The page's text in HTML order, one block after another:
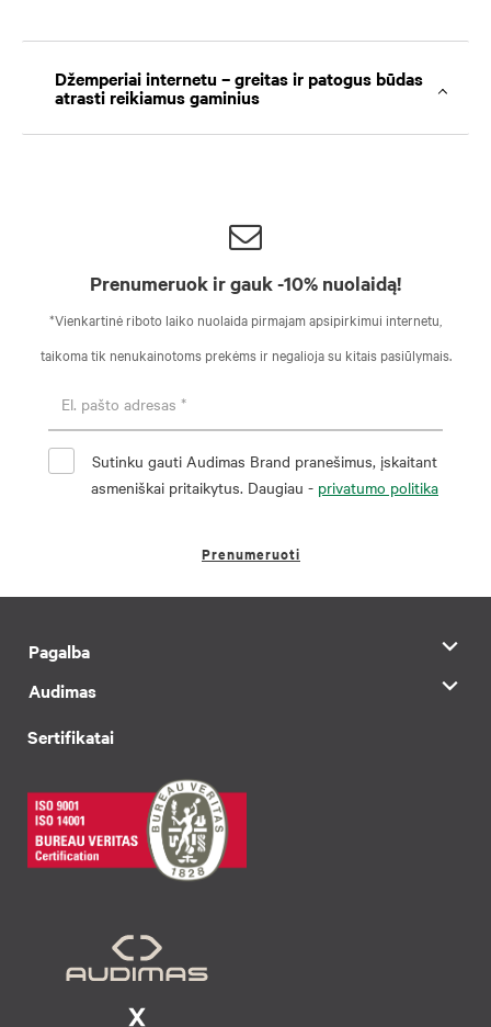
Džemperiai internetu – greitas ir patogus būdas
atrasti reikiamus gaminius
Prenumeruok ir gauk -10% nuolaidą!
*Vienkartinė riboto laiko nuolaida pirmajam apsipirkimui internetu,
taikoma tik nenukainotoms prekėms ir negalioja su kitais pasiūlymais.
Sutinku gauti Audimas Brand pranešimus, įskaitant
asmeniškai pritaikytus. Daugiau - privatumo politika
Prenumeruoti
Pagalba
Audimas
Sertifikatai